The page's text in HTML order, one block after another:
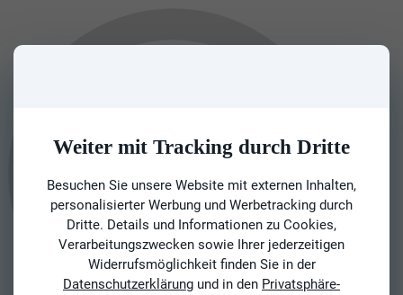
Weiter mit Tracking durch Dritte
Besuchen Sie unsere Website mit externen Inhalten,
personalisierter Werbung und Werbetracking durch
Dritte. Details und Informationen zu Cookies,
Verarbeitungszwecken sowie Ihrer jederzeitigen
Widerrufsmöglichkeit finden Sie in der
Datenschutzerklärung und in den Privatsphäre-